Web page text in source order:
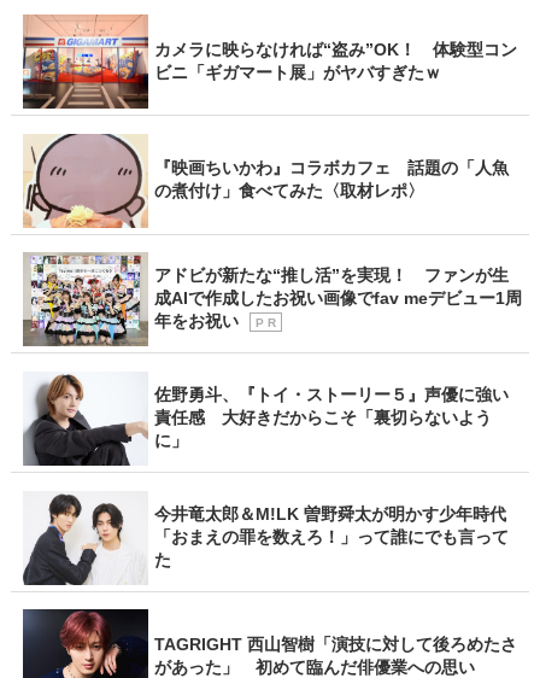
カメラに映らなければ“盗み”OK！ 体験型コン
ビニ「ギガマート展」がヤバすぎたｗ
『映画ちいかわ』コラボカフェ 話題の「人魚
の煮付け」食べてみた〈取材レポ〉
アドビが新たな“推し活”を実現！ ファンが生
成AIで作成したお祝い画像でfav meデビュー1周
年をお祝い
P R
佐野勇斗、『トイ・ストーリー５』声優に強い
責任感 大好きだからこそ「裏切らないよう
に」
今井竜太郎＆M!LK 曽野舜太が明かす少年時代
「おまえの罪を数えろ！」って誰にでも言って
た
TAGRIGHT 西山智樹「演技に対して後ろめたさ
があった」 初めて臨んだ俳優業への思い